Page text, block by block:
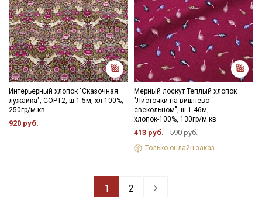
Интерьерный хлопок "Сказочная
лужайка", СОРТ2, ш.1.5м, хл-100%,
250гр/м.кв
920 руб.
Мерный лоскут Теплый хлопок
"Листочки на вишнево-
свекольном", ш.1.46м,
хлопок-100%, 130гр/м.кв
413 руб. 590 руб.
Только онлайн-заказ
1 2